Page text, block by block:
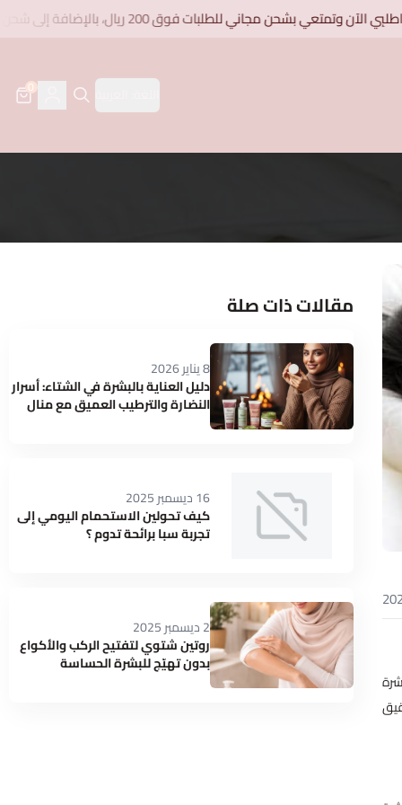
وتمتعي بشحن مجاني للطلبات فوق 200 ريال، بالإضافة إلى شحن مجاني على جميع البكجات
0
مقالات ذات صلة
8 يناير 2026
دليل العناية بالبشرة في الشتاء: أسرار
النضارة والترطيب العميق مع منال
16 ديسمبر 2025
كيف تحولين الاستحمام اليومي إلى
تجربة سبا برائحة تدوم ؟
2 ديسمبر 2025
روتين شتوي لتفتيح الركب والأكواع
بدون تهيّج للبشرة الحساسة